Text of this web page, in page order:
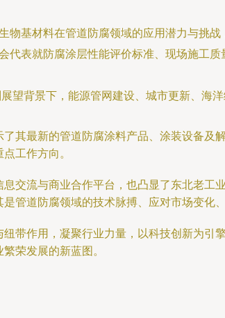
物基材料在管道防腐领域的应用潜力与挑
代表就防腐涂层性能评价标准、现场施工
展望背景下，能源管网建设、城市更新、
其最新的管道防腐涂料产品、涂装设备及
工作方向。
交流与商业合作平台，也凸显了东北老工
管道防腐领域的技术脉搏、应对市场变化
带作用，凝聚行业力量，以科技创新为引
荣发展的新蓝图。